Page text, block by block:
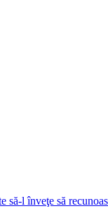
l înveţe să